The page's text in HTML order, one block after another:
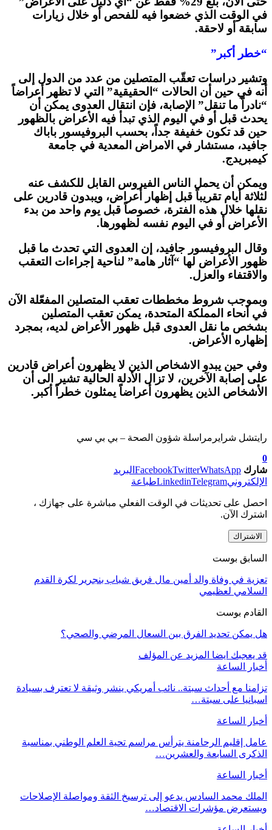
في الوقت الذي خضعوا فيه للفحص أو خلال زيارات
سابقة أو لاحقة.
“خطر أكبر”
وتشير دراسات تعقّب المتصلين من عدد من الدول إلى
أنه في حين أن الحالات “الحقيقية” التي لا تظهر أعراضاً
“نادراً ما تنقل” الإصابة، فإن انتقال العدوى يمكن أن
يحدث قبل أو في اليوم الذي تبدأ فيه الأعراض بالظهور
حين قد تكون خفيفة جداً، بحسب البروفيسور باباك
جافيد، مستشار في الامراض المعدية في جامعة
كيمبريدج.
ويمكن أن يحمل الناس الفيروس القابل للكشف عنه
لثلاثة أيام تقريباً قبل إظهار أعراض، ويبدون قادرين على
نقلها خلال هذه الفترة، خصوصاً قبل يوم واحد من بدء
الأعراض أو في اليوم نفسه لظهورها.
وقال البروفيسور جافيد، إن العدوى التي تحدث ما قبل
ظهور الأعراض لها “آثار هامة” لناحية إجراءات التعقب
والاقتفاء والعزل.
وبموجب شروط مخططات تعقب المتصلين المفعّلة الآن
في أنحاء المملكة المتحدة، يمكن تعقب المتصلين
بشخص ما نقل العدوى قبل ظهور الأعراض لديه، بمجرد
إظهاره الأعراض.
وفي حين يبدو الاشخاص الذين لا يظهرون أعراض قادرين
على إصابة الآخرين، لا تزال الأدلة الحالية تشير الى أن
الأشخاص الذين يظهرون أعراضاً يمثلون خطراً أكبر.
رايتشل شراير مراسلة شؤون الصحة – بي بي سي
0
شارك
FacebookTwitterWhatsApp
البريد
الإلكتروني
LinkedinTelegram طباعة
احصل على تحديثات في الوقت الفعلي مباشرة على جهازك ،
اشترك الآن.
الاشتراك
السابق بوست
تعزية في وفاة والد أمين مال فريق شباب بنجرير لكرة القدم
السلامي لعظيمي
القادم بوست
هل يمكن تحديد الفرق بين السعال المرضي والصحي؟
قد يعجبك ايضا المزيد عن المؤلف
أخبار الساعة
تزامنا مع أحداث سبتة.. نائب أمريكي ينشر وثيقة لا تعترف بسيادة
اسبانيا على سبتة…
أخبار الساعة
عامل إقليم الرحامنة يترأس مراسم تحية العلم الوطني بمناسبة
الذكرى السابعة والعشرين…
أخبار الساعة
الملك محمد السادس يدعو إلى ترسيخ الثقة ومواصلة الإصلاحات
ويستعرض مؤشرات الاقتصاد…